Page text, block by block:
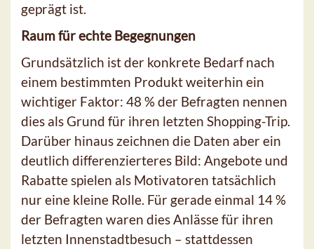
geprägt ist.
Raum für echte Begegnungen
Grundsätzlich ist der konkrete Bedarf nach
einem bestimmten Produkt weiterhin ein
wichtiger Faktor: 48 % der Befragten nennen
dies als Grund für ihren letzten Shopping-Trip.
Darüber hinaus zeichnen die Daten aber ein
deutlich differenzierteres Bild: Angebote und
Rabatte spielen als Motivatoren tatsächlich
nur eine kleine Rolle. Für gerade einmal 14 %
der Befragten waren dies Anlässe für ihren
letzten Innenstadtbesuch – stattdessen